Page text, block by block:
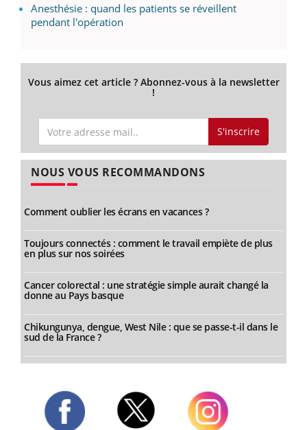
Anesthésie : quand les patients se réveillent
pendant l'opération
Vous aimez cet article ? Abonnez-vous à la newsletter
!
S'inscrire
NOUS VOUS RECOMMANDONS
Comment oublier les écrans en vacances ?
Toujours connectés : comment le travail empiète de plus
en plus sur nos soirées
Cancer colorectal : une stratégie simple aurait changé la
donne au Pays basque
Chikungunya, dengue, West Nile : que se passe-t-il dans le
sud de la France ?